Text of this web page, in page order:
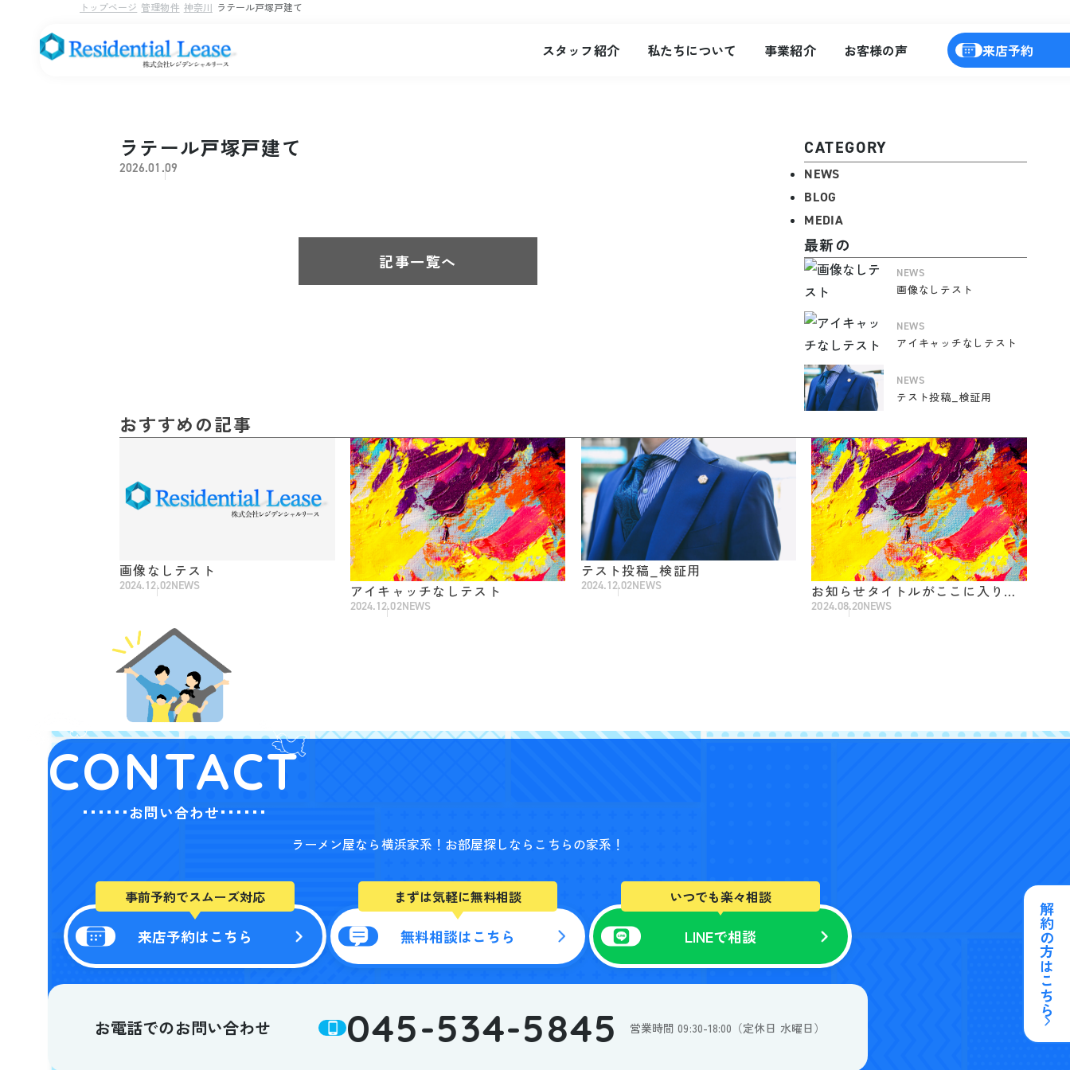
スタッフ紹介 私たちについて 事業紹介 お客様の声 来店予約
トップページ 管理物件 神奈川 ラテール戸塚戸建て
ラテール戸塚戸建て
2026.01.09
記事一覧へ
CATEGORY
NEWS
BLOG
MEDIA
最新の
NEWS
画像なしテスト
NEWS
アイキャッチなしテスト
NEWS
テスト投稿_検証用
おすすめの記事
画像なしテスト
2024.12.02NEWS アイキャッチなしテスト
2024.12.02NEWS
テスト投稿_検証用
2024.12.02NEWS
お知らせタイトルがここに入りま
す。お知らせタイトルがここに入
2024.08.20NEWS
解約の方はこちら
CONTACT
お問い合わせ
ラーメン屋なら横浜家系！ お部屋探しならこちらの家系！
事前予約でスムーズ対応
来店予約はこちら
まずは気軽に無料相談
無料相談はこちら
いつでも楽々相談
LINEで相談
お電話でのお問い合わせ 045-534-5845 営業時間 09:30-18:00（定休日 水曜日）
スタッフ紹介
私たちについて
お客様の声